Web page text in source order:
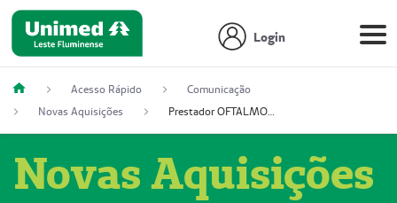
Login
Acesso Rápido
Comunicação
Novas Aquisições
Prestador OFTALMOCLÍNICA SÃO GONÇALO (55004164-2)
Novas Aquisições